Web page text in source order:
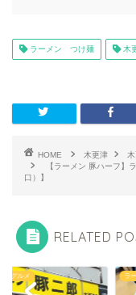
ラーメン つけ麺 木
HOME 木更津
【ラーメン 豚ハーフ】
口）】
RELATED
グルメ ラ